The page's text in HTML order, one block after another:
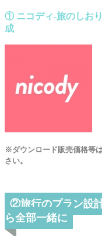
① ニコディ-旅のしお
成
※ダウンロード販売価格等
さい。
②旅行のプラン設
ら全部一緒に